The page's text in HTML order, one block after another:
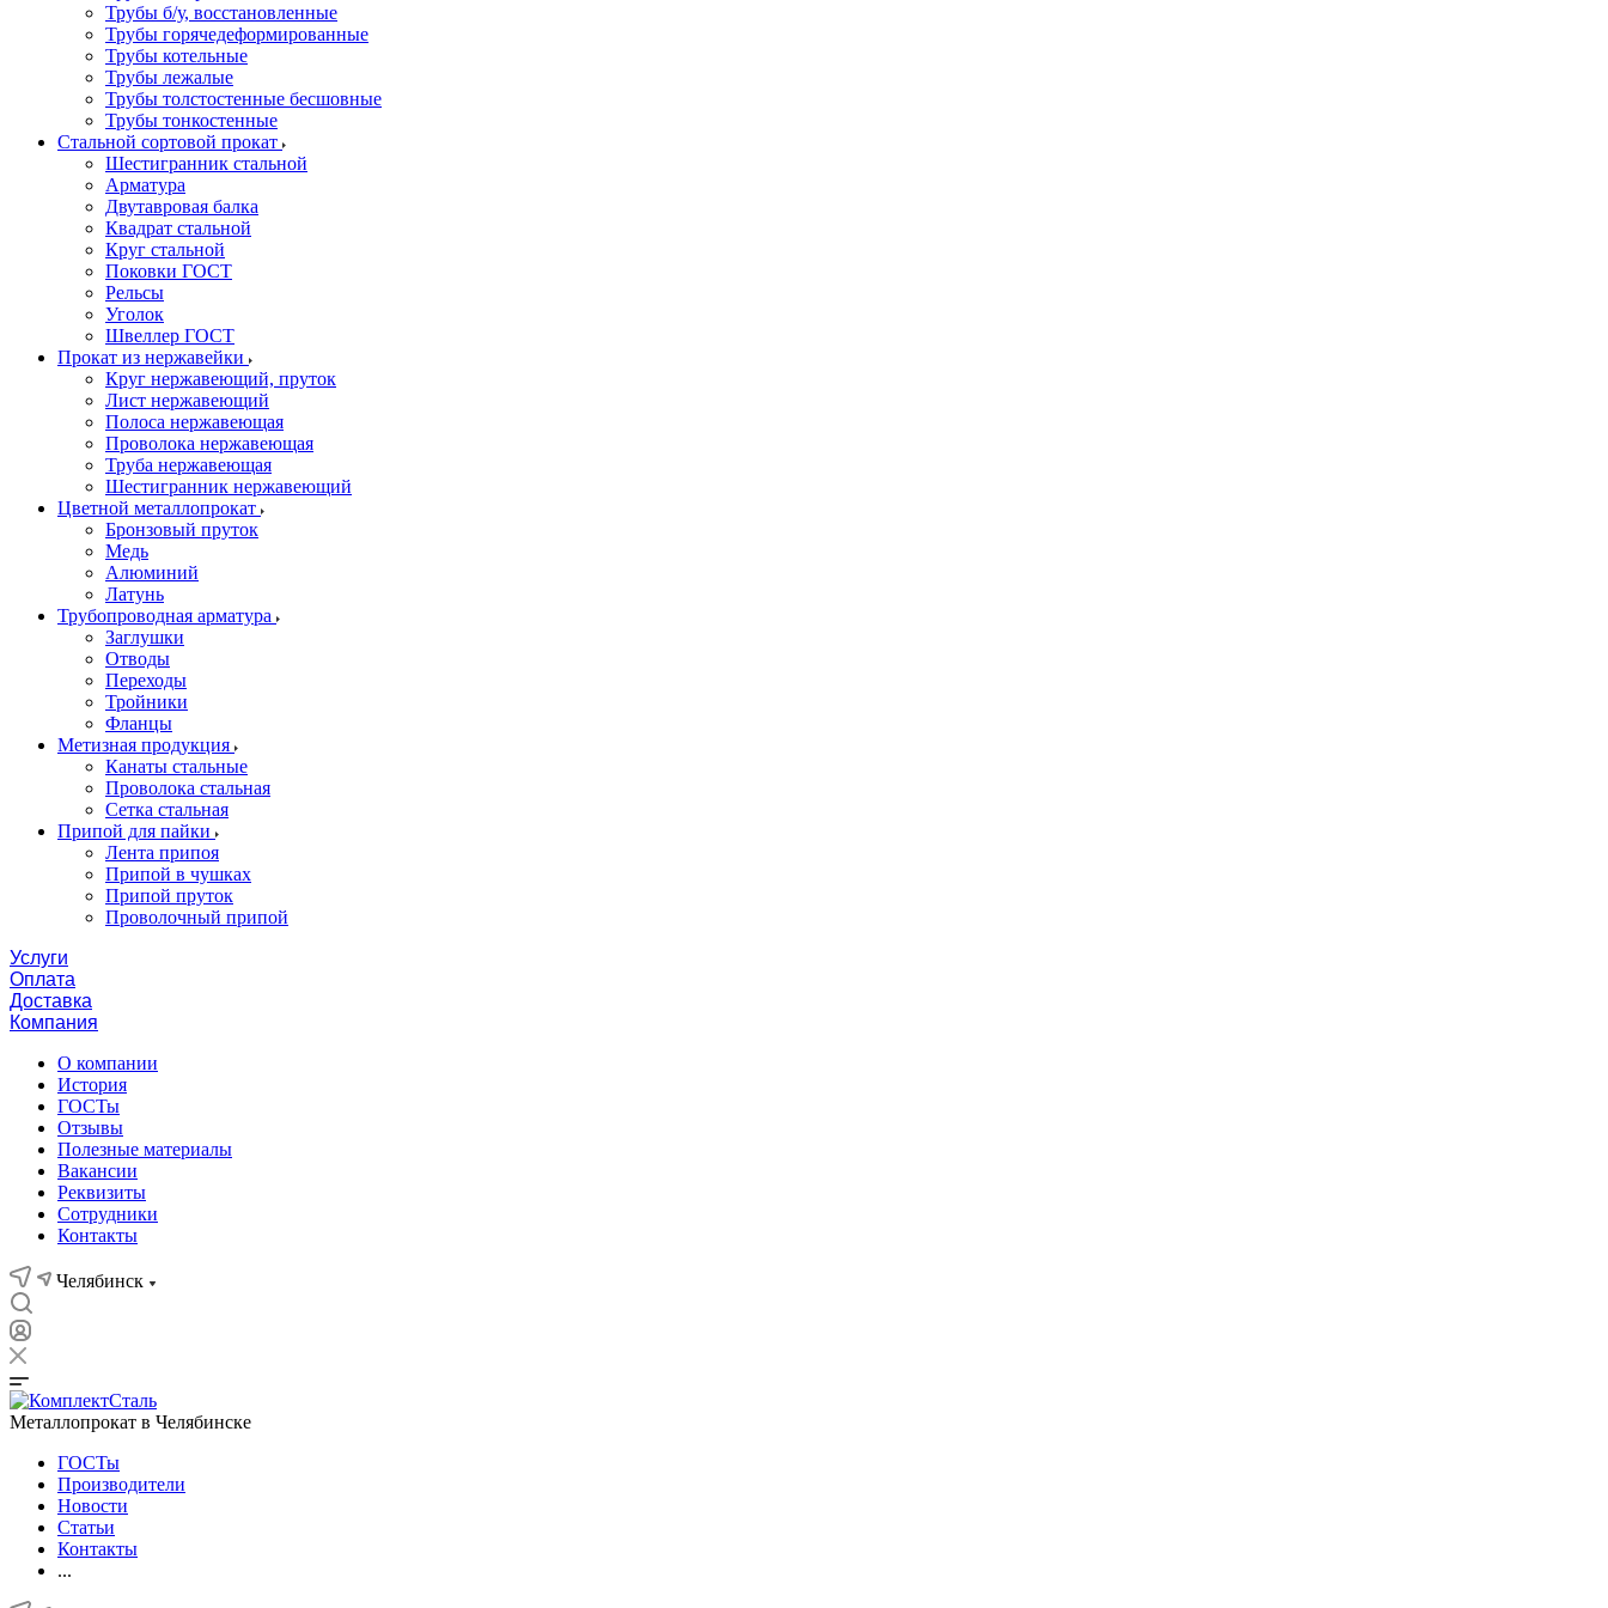
Трубы б/у, восстановленные
Трубы горячедеформированные
Трубы котельные
Трубы лежалые
Трубы толстостенные бесшовные
Трубы тонкостенные
Стальной сортовой прокат
Шестигранник стальной
Арматура
Двутавровая балка
Квадрат стальной
Круг стальной
Поковки ГОСТ
Рельсы
Уголок
Швеллер ГОСТ
Прокат из нержавейки
Круг нержавеющий, пруток
Лист нержавеющий
Полоса нержавеющая
Проволока нержавеющая
Труба нержавеющая
Шестигранник нержавеющий
Цветной металлопрокат
Бронзовый пруток
Медь
Алюминий
Латунь
Трубопроводная арматура
Заглушки
Отводы
Переходы
Тройники
Фланцы
Метизная продукция
Канаты стальные
Проволока стальная
Сетка стальная
Припой для пайки
Лента припоя
Припой в чушках
Припой пруток
Проволочный припой
Услуги
Оплата
Доставка
Компания
О компании
История
ГОСТы
Отзывы
Полезные материалы
Вакансии
Реквизиты
Сотрудники
Контакты
Челябинск
Металлопрокат в Челябинске
ГОСТы
Производители
Новости
Статьи
Контакты
...